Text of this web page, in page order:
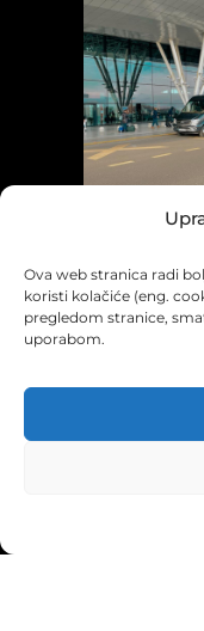
Ova web stranica radi
koristi kolačiće (eng.
pregledom stranice,
uporabom.
Pravila